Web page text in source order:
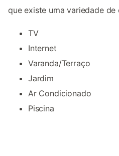
que existe uma variedade de
TV
Internet
Varanda/Terraço
Jardim
Ar Condicionado
Piscina